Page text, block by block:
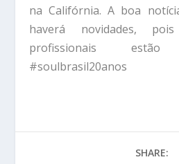
na Califórnia. A boa
haverá novidades,
profissionais
#soulbrasil20anos
SHARE: